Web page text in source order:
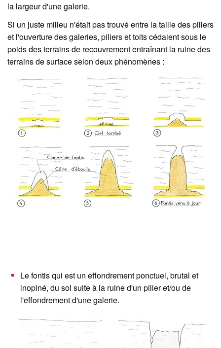
la largeur d'une galerie.
Si un juste milieu n'était pas trouvé entre la taille des piliers
et l'ouverture des galeries, piliers et toits cédaient sous le
poids des terrains de recouvrement entraînant la ruine des
terrains de surface selon deux phénomènes :
Le fontis qui est un effondrement ponctuel, brutal et
inopiné, du sol suite à la ruine d'un pilier et/ou de
l'effondrement d'une galerie.